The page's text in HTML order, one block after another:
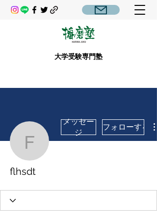
大学受験専門塾
flhsdt
メッセー
ジ
フォローする
flhsdt